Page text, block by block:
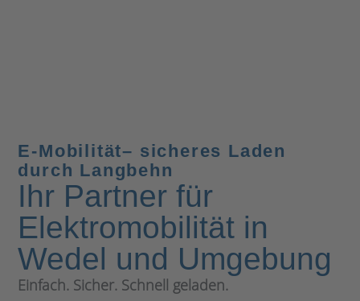
E-Mobilität– sicheres Laden
durch Langbehn
Ihr Partner für
Elektromobilität in
Wedel und Umgebung
Einfach. Sicher. Schnell geladen.